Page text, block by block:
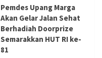
Pemdes Upang Marga
Akan Gelar Jalan Sehat
Berhadiah Doorprize
Semarakkan HUT RI ke-
81